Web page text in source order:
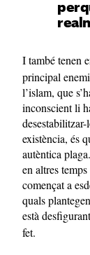
I també tenen
principal
l’islam, que
inconscient li
existència, és
autèntica
en altres
començat a
quals
està
fet.